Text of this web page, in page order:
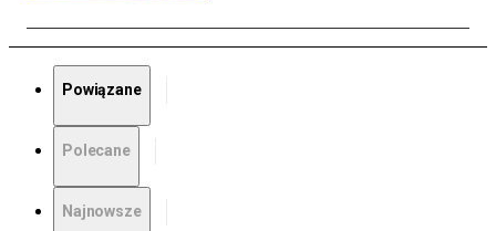
Powiązane
Polecane
Najnowsze